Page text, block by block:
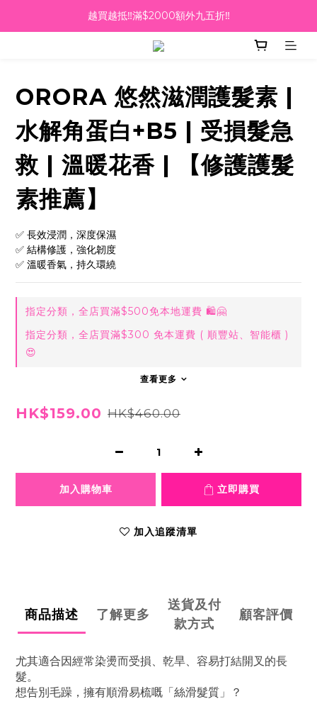
越買越抵‼️滿$2000額外九五折‼️
越買越抵‼️滿$2000額外九五折‼️
☀️【Summer Sales 盛夏狂歡】滿 $700 即減 $40！🔥
越買越抵‼️滿$2000額外九五折‼️
ORORA 悠然滋潤護髮素 |
水解角蛋白+B5 | 受損髮急
救 | 溫暖花香 | 【修護護髮
素推薦】
✅ 長效浸潤，深度保濕
✅ 結構修護，強化韌度
✅ 溫暖香氣，持久環繞
指定分類，全店買滿$500免本地運費 🛍🤗
指定分類，全店買滿$300 免本運費 ( 順豐站、智能櫃 )
😍
查看更多
HK$159.00 HK$460.00
加入購物車 立即購買
加入追蹤清單
商品描述 了解更多
送貨及付
款方式
顧客評價
尤其適合因經常染燙而受損、乾旱、容易打結開叉的長
髮。
想告別毛躁，擁有順滑易梳嘅「絲滑髮質」？